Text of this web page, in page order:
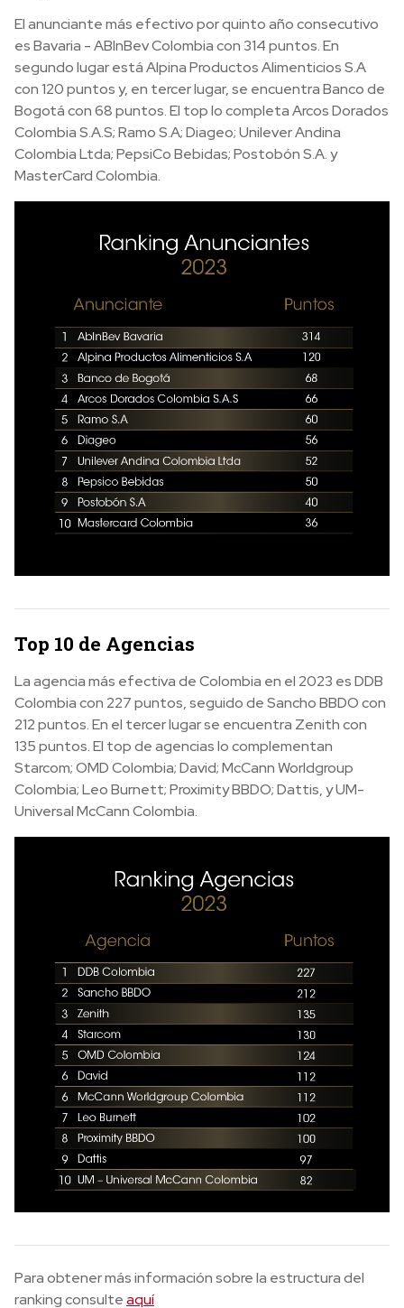
El anunciante más efectivo por quinto año consecutivo
es Bavaria - ABInBev Colombia con 314 puntos. En
segundo lugar está Alpina Productos Alimenticios S.A
con 120 puntos y, en tercer lugar, se encuentra Banco de
Bogotá con 68 puntos. El top lo completa Arcos Dorados
Colombia S.A.S; Ramo S.A; Diageo; Unilever Andina
Colombia Ltda; PepsiCo Bebidas; Postobón S.A. y
MasterCard Colombia.
Top 10 de Agencias
La agencia más efectiva de Colombia en el 2023 es DDB
Colombia con 227 puntos, seguido de Sancho BBDO con
212 puntos. En el tercer lugar se encuentra Zenith con
135 puntos. El top de agencias lo complementan
Starcom; OMD Colombia; David; McCann Worldgroup
Colombia; Leo Burnett; Proximity BBDO; Dattis, y UM-
Universal McCann Colombia.
Para obtener más información sobre la estructura del
ranking consulteaquí